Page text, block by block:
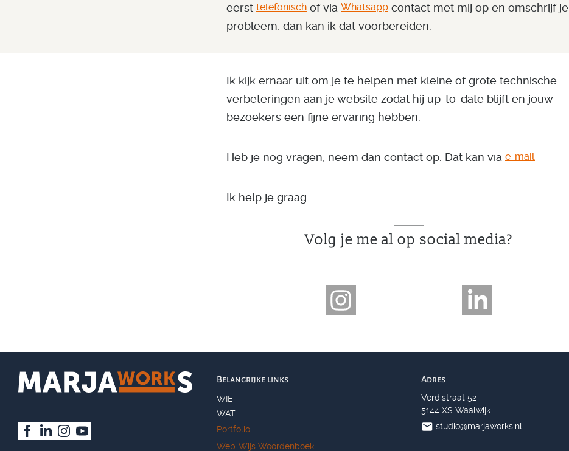
eerst telefonisch of via Whatsapp contact met mij op en omschrijf je
probleem, dan kan ik dat voorbereiden.
Ik kijk ernaar uit om je te helpen met kleine of grote technische
verbeteringen aan je website zodat hij up-to-date blijft en jouw
bezoekers een fijne ervaring hebben.
Heb je nog vragen, neem dan contact op. Dat kan via e-mail
Ik help je graag.
Volg je me al op social media?
Belangrijke links
WIE
WAT
Portfolio
Web-Wijs Woordenboek
Adres
Verdistraat 52
5144 XS Waalwijk
studio@marjaworks.nl